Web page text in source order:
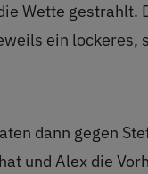
Wette
ein lockeres,
dann gegen
und Alex die